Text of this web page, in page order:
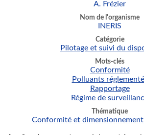
A. Frézier
Nom de l'organisme
INERIS
Catégorie
Pilotage et suivi du
Mots-clés
Conformité
Polluants
Rapportage
Régime de
Thématique
Conformité et